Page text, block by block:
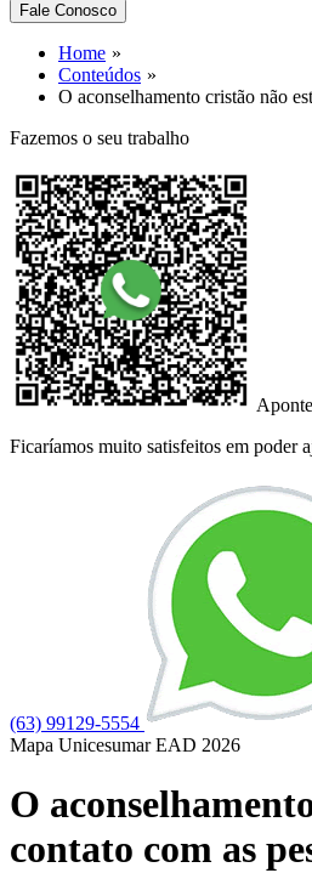
Fale Conosco
Home
Conteúdos
O aconselhamento cristão não
Fazemos o seu trabalho
Ficaríamos muito satisfeitos em poder
(63) 99129-5554
Mapa Unicesumar EAD 2026
O
contato com as